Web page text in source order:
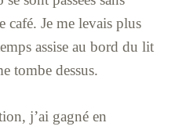
café. Je me levais plus
assise au bord du lit
tombe dessus.
j’ai gagné en